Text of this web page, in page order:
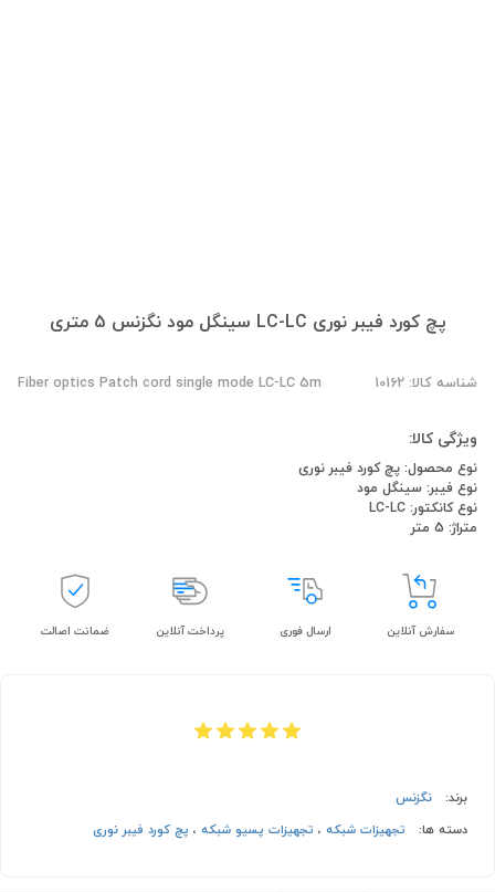
پچ کورد فیبر نوری LC-LC سینگل مود نگزنس 5 متری
شناسه کالا: 10162 Fiber optics Patch cord single mode LC-LC 5m
ویژگی کالا:
نوع محصول: پچ کورد فیبر نوری
نوع فیبر: سینگل مود
نوع کانکتور: LC-LC
متراژ: 5 متر
سفارش آنلاین ارسال فوری پرداخت آنلاین ضمانت اصالت
برند:
نگزنس
دسته ها:
تجهیزات شبکه ، تجهیزات پسیو شبکه ، پچ کورد فیبر نوری